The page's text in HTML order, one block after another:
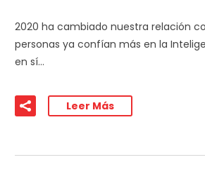
2020 ha cambiado nuestra relación
personas ya confían más en la
en sí…
Leer Más